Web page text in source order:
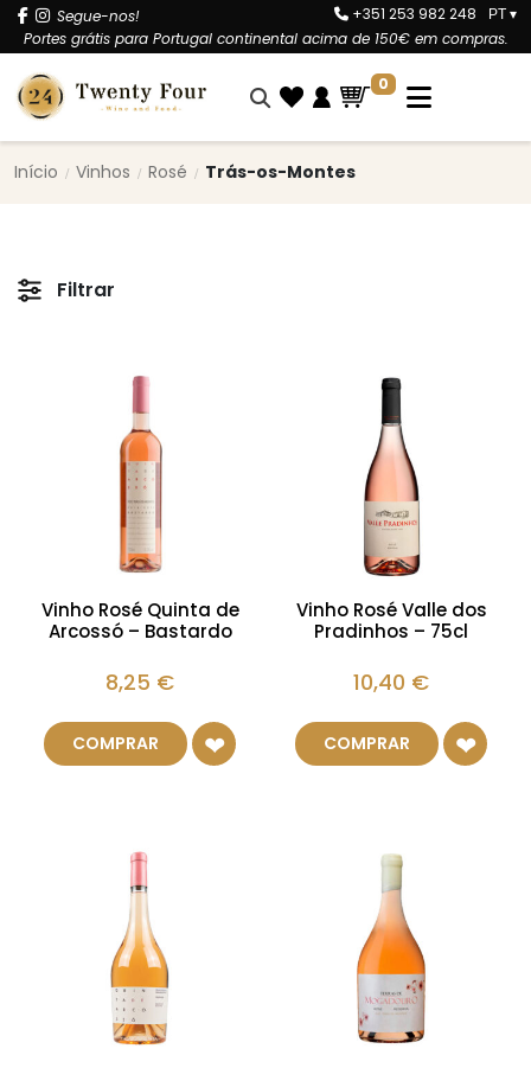
Segue-nos!
Portes grátis para Portugal continental acima de 150€ em compras.
+351 253 982 248 PT ▾
0
Início Vinhos Rosé Trás-os-Montes
Filtrar
Vinho Rosé Quinta de
Arcossó – Bastardo
8,25 €
COMPRAR
Vinho Rosé Valle dos
Pradinhos – 75cl
10,40 €
COMPRAR